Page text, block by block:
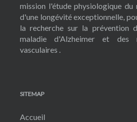
mission l'étude physiologique
d'une longévité exceptionnelle,
la recherche sur la prévention
maladie d'Alzheimer et des
vasculaires .
SITEMAP
Accueil